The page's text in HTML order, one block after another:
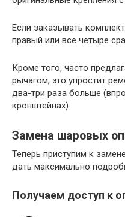
Если заказывать
правый или все четыре
Кроме того, часто
рычагом, это упростит
два-три раза больше
кронштейнах).
Замена шаровых
Теперь приступим к
дать максимально
Получаем доступ к